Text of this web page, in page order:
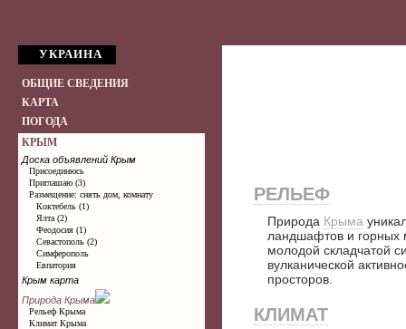
УКРАИНА
ОБЩИЕ СВЕДЕНИЯ
КАРТА
ПОГОДА
КРЫМ
Доска объявлений Крым
Присоединюсь
Приглашаю (3)
Размещение: снять дом, комнату
Коктебель (1)
Ялта (2)
Феодосия (1)
Севастополь (2)
Симферополь
Евпатория
Крым карта
Природа Крыма
Рельеф Крыма
Климат Крыма
РЕЛЬЕФ
Природа Крыма
ландшафтов и горных
молодой складчатой
вулканической
просторов.
КЛИМАТ